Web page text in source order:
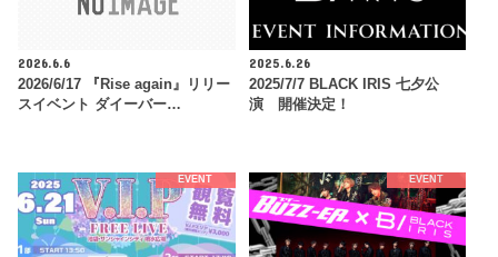
2026.6.6
2026/6/17 『Rise again』リリー
スイベント ダイーバー…
2025.6.26
2025/7/7 BLACK IRIS 七夕公
演 開催決定！
EVENT EVENT